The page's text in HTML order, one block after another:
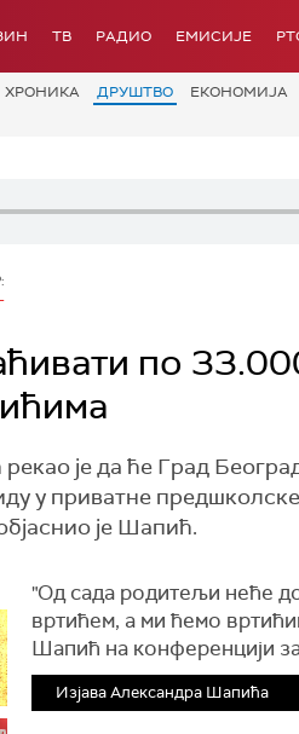
ТВ РАДИО ЕМИСИЈЕ
ХРОНИКА ДРУШТВО ЕКОНОМИЈА
по
је да ће Град
у приватне
је Шапић.
"Од сада родитељи неће
вртићем, а ми ћемо
Шапић на конференцији
Изјава Александра Шапића